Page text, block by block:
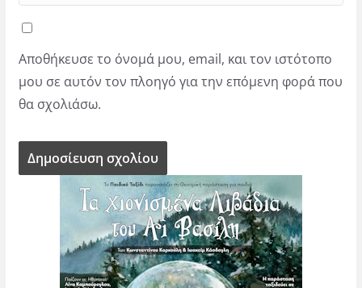
Αποθήκευσε το όνομά μου, email, και τον ιστότοπο
μου σε αυτόν τον πλοηγό για την επόμενη φορά που
θα σχολιάσω.